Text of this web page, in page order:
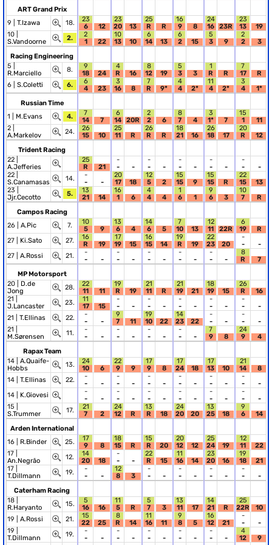
ART Grand Prix
9 | T.Izawa 18.
23
6
12
23
20
13
25
R
R
16
9
8
24
16
23R
23
13
19
10 |
S.Vandoorne
2.
2
1
22
10
13
10
6
14
13
6
2
15
5
3
9
2
2
3
Racing Engineering
5 |
R.Marciello
8.
9
18
24
4
R
16
8
12
19
5
3
3
1
R
R
7
17
R
6 | S.Coletti 6.
6
4
23
3
16
8
7
R
9*
4
4
2*
11
4
2*
3
4
1*
Russian Time
1 | M.Evans 4.
7
14
7
6
14
20R
2
2
6
8
7
4
3
1*
7
15
1
11
2 |
A.Markelov
24.
26
15
10
25
11
R
26
R
R
18
21
16
26
18
17
20
R
12
Trident Racing
22 |
A.Jefferies
25
R
21
-
-
-
-
-
-
-
-
-
-
-
-
-
-
-
22 |
S.Canamasas
14.
-
-
-
20
17
18
12
5
2
15
15
9
15
15
R
22
15
13
23 |
Jjr.Cecotto
5.
13
21
14
16
1
6
4
4
4
1
6
1
9
6
3
10
7
R
Campos Racing
26 | A.Pic 7.
10
5
9
13
6
4
14
6
5
7
10
13
12
11
22R
6
19
R
27 | Ki.Sato 27.
16
R
19
17
19
15
16
15
14
19
R
19
22
23
20
-
-
-
27 | A.Rossi 21.
-
-
-
-
-
-
-
-
-
-
-
-
-
-
-
8
R
7
MP Motorsport
20 | D.de
Jong
28.
22
11
11
19
R
19
21
11
R
21
19
21
18
19
15
26
R
16
21 |
J.Lancaster
23.
11
17
15
-
-
-
-
-
-
-
-
-
-
-
-
-
-
-
21 | T.Ellinas 22.
-
-
-
9
7
11
19
10
22
14
23
22
-
-
-
-
-
-
21 |
M.Sørensen
11.
-
-
-
-
-
-
-
-
-
-
-
-
7
9
8
24
9
4
Rapax Team
14 | A.Quaife-
Hobbs
13.
24
10
6
22
9
9
17
9
8
17
24
18
17
13
10
21
14
8
14 | T.Ellinas 22.
-
-
-
-
-
-
-
-
-
-
-
-
-
-
-
-
-
-
14 | K.Giovesi
-
-
-
-
-
-
-
-
-
-
-
-
-
-
-
-
-
-
15 |
S.Trummer
17.
21
7
2
24
12
R
13
R
18
24
20
20
13
25
18
9
6
14
Arden International
16 | R.Binder 25.
17
9
8
18
15
R
15
R
20
20
12
12
25
24
19
12
11
22
17 |
An.Negrão
12.
14
20
18
-
-
-
22
R
15
11
16
14
23
20
16
19
18
21
17 |
T.Dillmann
19.
-
-
-
12
8
3
-
-
-
-
-
-
-
-
-
-
-
-
Caterham Racing
18 |
R.Haryanto
15.
5
16
16
11
5
R
5
7
3
13
11
17
14
21
R
25
22R
10
19 | A.Rossi 21.
15
22
25
8
R
14
11
16
11
9
8
5
16
12
21
-
-
-
19 |
T.Dillmann
19.
-
-
-
-
-
-
-
-
-
-
-
-
-
-
-
4
12
9